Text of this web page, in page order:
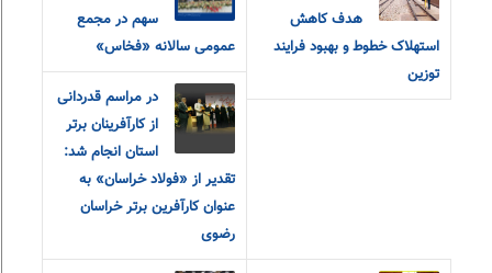
هدف کاهش
استهلاک خطوط و بهبود فرایند
توزین
سهم در مجمع
عمومی سالانه «فخاس»
در مراسم قدردانی
از کارآفرینان برتر
استان انجام شد:
تقدیر از «فولاد خراسان» به
عنوان کارآفرین برتر خراسان
رضوی